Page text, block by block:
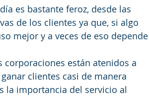
es bastante feroz, desde las
de los clientes ya que, si algo
mejor y a veces de eso depende
corporaciones están atenidos a
clientes casi de manera
la importancia del servicio al